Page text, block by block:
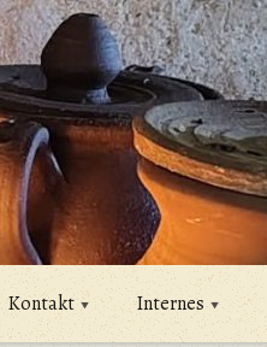
Kontakt Internes